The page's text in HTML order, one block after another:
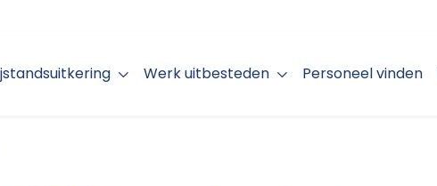
Werk uitbesteden Personeel vinden